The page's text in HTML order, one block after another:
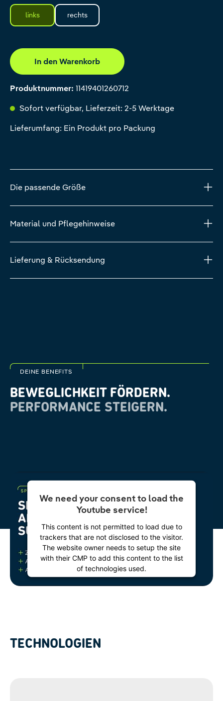
links rechts
In den Warenkorb
Produktnummer: 11419401260712
Sofort verfügbar, Lieferzeit: 2-5 Werktage
Lieferumfang: Ein Produkt pro Packung
Die passende Größe
Material und Pflegehinweise
Lieferung & Rücksendung
DEINE BENEFITS
BEWEGLICHKEIT FÖRDERN.
PERFORMANCE STEIGERN.
We need your consent to load the
Youtube service!
This content is not permitted to load due to
trackers that are not disclosed to the visitor.
The website owner needs to setup the site
with their CMP to add this content to the list
of technologies used.
Powered byUsercentrics Consent
TECHNOLOGIEN